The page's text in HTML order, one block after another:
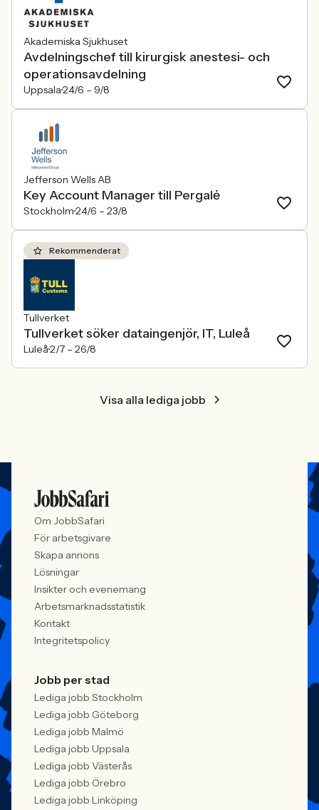
Akademiska Sjukhuset
Avdelningschef till kirurgisk anestesi- och
operationsavdelning
Uppsala24/6 – 9/8
Jefferson Wells AB
Key Account Manager till Pergalė
Stockholm24/6 – 23/8
Rekommenderat
Tullverket
Tullverket söker dataingenjör, IT, Luleå
Luleå2/7 – 26/8
Visa alla lediga jobb
Om JobbSafari
För arbetsgivare
Skapa annons
Lösningar
Insikter och evenemang
Arbetsmarknadsstatistik
Kontakt
Integritetspolicy
Jobb per stad
Lediga jobb Stockholm
Lediga jobb Göteborg
Lediga jobb Malmö
Lediga jobb Uppsala
Lediga jobb Västerås
Lediga jobb Örebro
Lediga jobb Linköping